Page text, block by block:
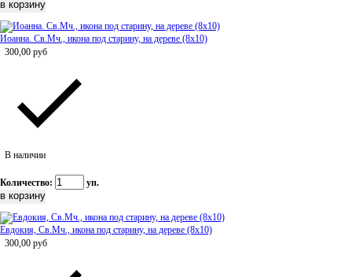
Иоанна. Св.Мч., икона под старину, на дереве (8x10)
300,00 руб
В наличии
Количество: уп.
Евдокия, Св.Мч., икона под старину, на дереве (8x10)
300,00 руб